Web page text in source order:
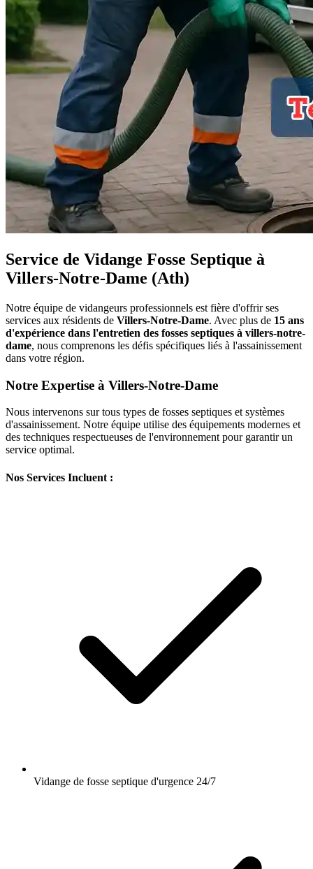
Service de Vidange Fosse Septique à
Villers-Notre-Dame (Ath)
Notre équipe de vidangeurs professionnels est fière d'offrir ses
services aux résidents de Villers-Notre-Dame. Avec plus de 15 ans
d'expérience dans l'entretien des fosses septiques à villers-notre-
dame, nous comprenons les défis spécifiques liés à l'assainissement
dans votre région.
Notre Expertise à Villers-Notre-Dame
Nous intervenons sur tous types de fosses septiques et systèmes
d'assainissement. Notre équipe utilise des équipements modernes et
des techniques respectueuses de l'environnement pour garantir un
service optimal.
Nos Services Incluent :
Vidange de fosse septique d'urgence 24/7